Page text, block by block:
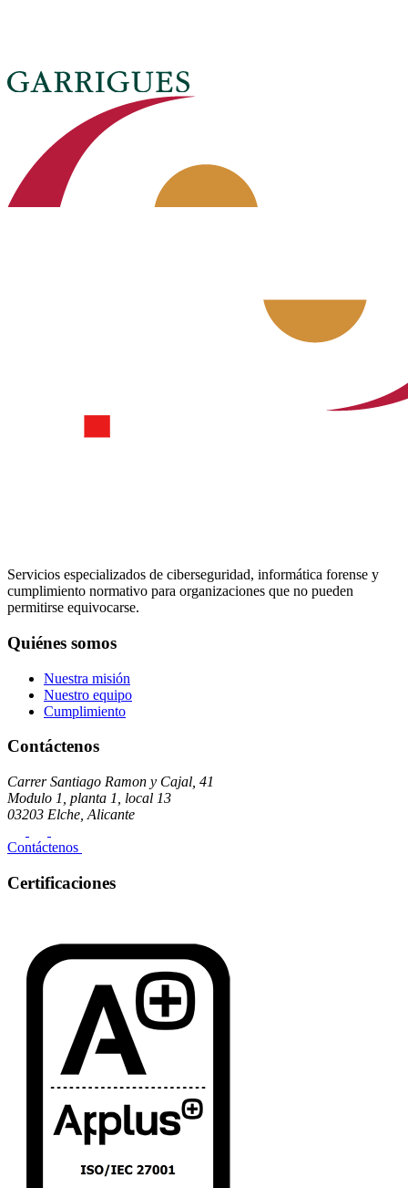
Servicios especializados de ciberseguridad, informática forense y
cumplimiento normativo para organizaciones que no pueden
permitirse equivocarse.
Quiénes somos
Nuestra misión
Nuestro equipo
Cumplimiento
Contáctenos
Carrer Santiago Ramon y Cajal, 41
Modulo 1, planta 1, local 13
03203 Elche, Alicante
Contáctenos
Certificaciones